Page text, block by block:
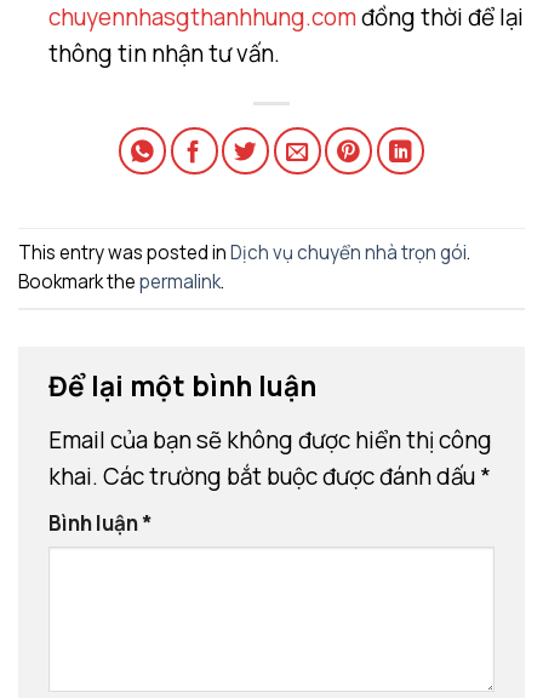
chuyennhasgthanhhung.comđồng thời để lại
thông tin nhận tư vấn.
This entry was posted inDịch vụ chuyển nhà trọn gói.
Bookmark thepermalink.
Để lại một bình luận
Email của bạn sẽ không được hiển thị công
khai.Các trường bắt buộc được đánh dấu*
Bình luận*